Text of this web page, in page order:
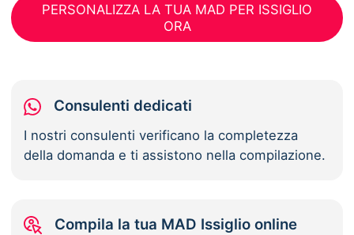
PERSONALIZZA LA TUA MAD PER ISSIGLIO
ORA
Consulenti dedicati
I nostri consulenti verificano la completezza
della domanda e ti assistono nella compilazione.
Compila la tua MAD Issiglio online